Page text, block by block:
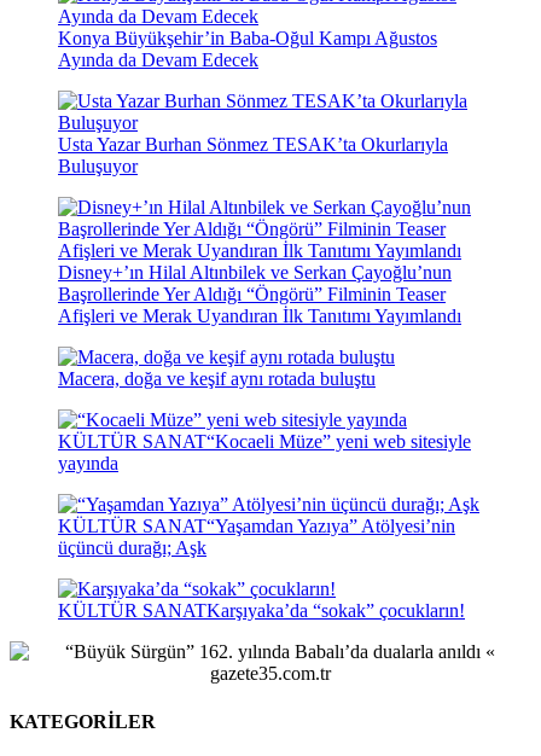
Konya Büyükşehir’in Baba-Oğul Kampı Ağustos
Ayında da Devam Edecek
Usta Yazar Burhan Sönmez TESAK’ta Okurlarıyla
Buluşuyor
Disney+’ın Hilal Altınbilek ve Serkan Çayoğlu’nun
Başrollerinde Yer Aldığı “Öngörü” Filminin Teaser
Afişleri ve Merak Uyandıran İlk Tanıtımı Yayımlandı
Macera, doğa ve keşif aynı rotada buluştu
KÜLTÜR SANAT“Kocaeli Müze” yeni web sitesiyle
yayında
KÜLTÜR SANAT“Yaşamdan Yazıya” Atölyesi’nin
üçüncü durağı; Aşk
KÜLTÜR SANATKarşıyaka’da “sokak” çocukların!
KATEGORİLER